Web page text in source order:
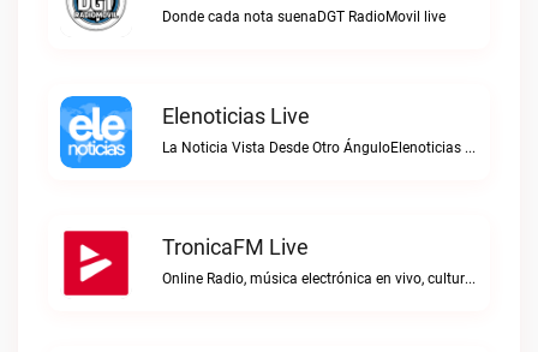
Donde cada nota suenaDGT RadioMovil live
Elenoticias Live
La Noticia Vista Desde Otro ÁnguloElenoticias live
TronicaFM Live
Online Radio, música electrónica en vivo, cultura electrónica, Top 10 semanal, videos, descargasTronicaFM live